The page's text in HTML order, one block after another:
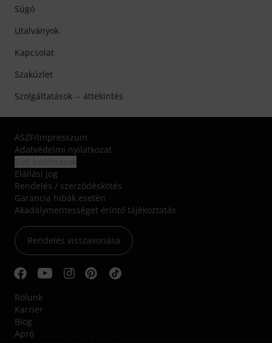
Súgó
Utalványok
Kapcsolat
Szaküzlet
Szolgáltatások -- áttekintés
ÁSZF/Impresszum
Adatvédelmi nyilatkozat
Elállási jog
Rendelés / szerződéskötés
Garancia hibák esetén
Akadálymentességet érintő tájékoztatás
Rendelés visszavonása
Rólunk
Karrier
Blog
Apró